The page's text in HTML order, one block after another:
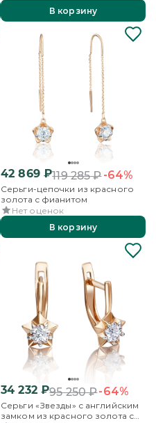
В корзину
42 869₽119 285₽-64%
Серьги-цепочки из красного
золота с фианитом
Нет оценок
В корзину
34 232₽95 250₽-64%
Серьги «Звезды» с английским
замком из красного золота с